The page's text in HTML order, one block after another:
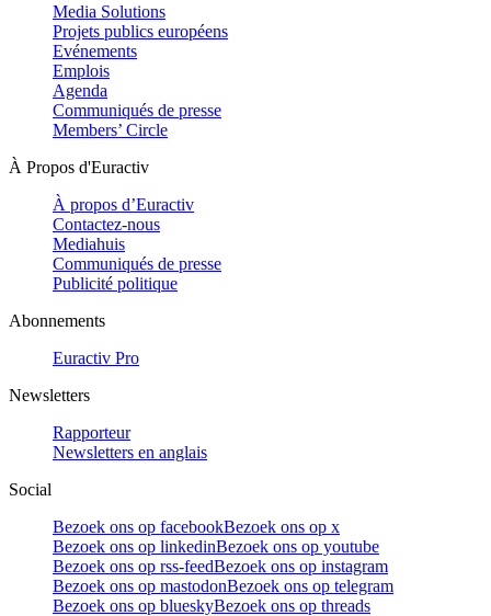
Media Solutions
Projets publics européens
Evénements
Emplois
Agenda
Communiqués de presse
Members’ Circle
À Propos d'Euractiv
À propos d’Euractiv
Contactez-nous
Mediahuis
Communiqués de presse
Publicité politique
Abonnements
Euractiv Pro
Newsletters
Rapporteur
Newsletters en anglais
Social
Bezoek ons op facebookBezoek ons op x
Bezoek ons op linkedinBezoek ons op youtube
Bezoek ons op rss-feedBezoek ons op instagram
Bezoek ons op mastodonBezoek ons op telegram
Bezoek ons op blueskyBezoek ons op threads